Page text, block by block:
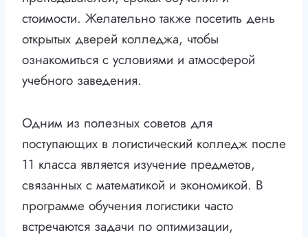
стоимости. Желательно также посетить день
открытых дверей колледжа, чтобы
ознакомиться с условиями и атмосферой
учебного заведения.
Одним из полезных советов для
поступающих в логистический колледж после
11 класса является изучение предметов,
связанных с математикой и экономикой. В
программе обучения логистики часто
встречаются задачи по оптимизации,